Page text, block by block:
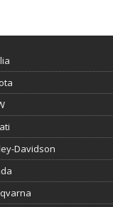
Davidson